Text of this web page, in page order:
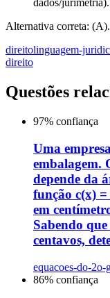
dados/jurimetria).
Alternativa correta: (A).
direitolinguagem-
direito
Questões
97% confiança
Uma
embalagem.
depende da
função c(x) =
em
Sabendo
centavos,
equacoes-do-2o-
86% confiança